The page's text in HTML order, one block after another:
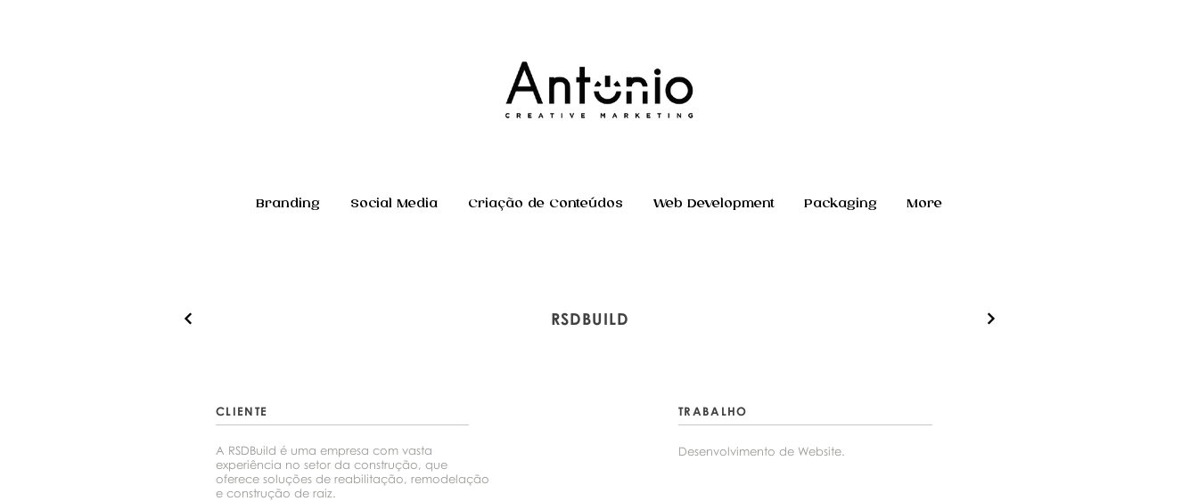
Branding Social Media Criação de Conteúdos Web Development Packaging More
RSDBUILD
CLIENTE
A RSDBuild é uma empresa com vasta
experiência no setor da construção, que
oferece soluções de reabilitação, remodelação
e construção de raiz.
TRABALHO
Desenvolvimento de Website